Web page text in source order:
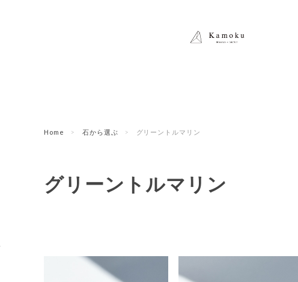
Home 石から選ぶ グリーントルマリン
グリーントルマリン